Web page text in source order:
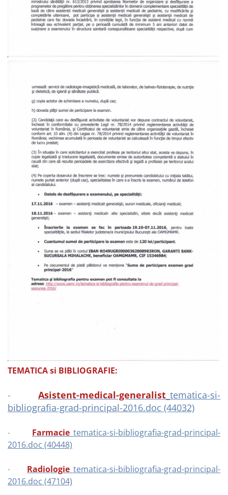
TEMATICA si BIBLIOGRAFIE:
- Asistent-medical-generalist _tematica-si-
bibliografia-grad-principal-2016.doc (44032)
- Farmacie _tematica-si-bibliografia-grad-principal-
2016.doc (40448)
- Radiologie _tematica-si-bibliografia-grad-principal-
2016.doc (47104)